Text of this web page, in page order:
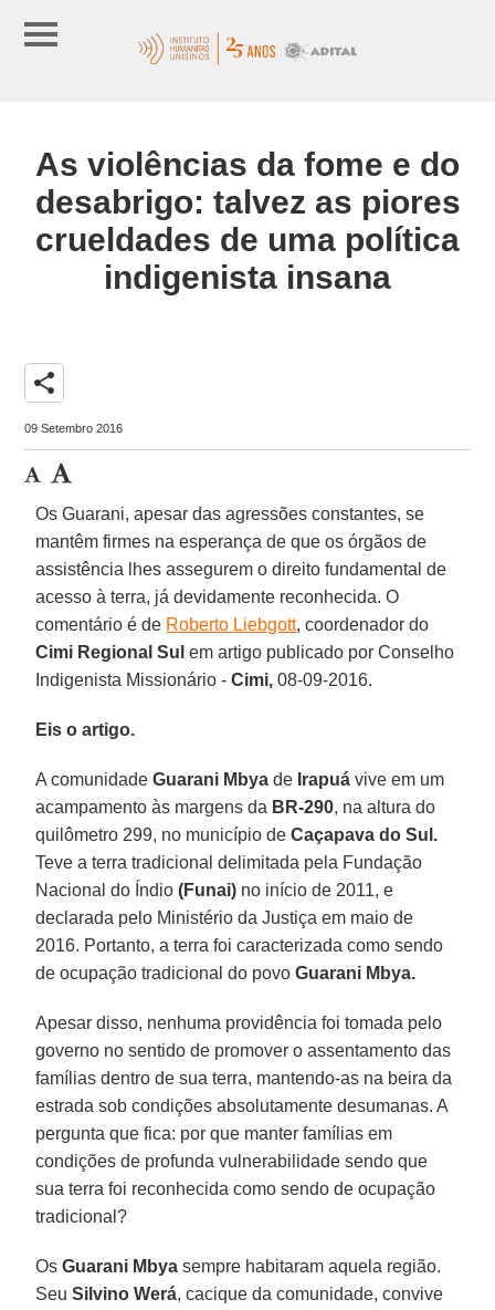
As violências da fome e do
desabrigo: talvez as piores
crueldades de uma política
indigenista insana
share
09 Setembro 2016
Os Guarani, apesar das agressões constantes, se
mantêm firmes na esperança de que os órgãos de
assistência lhes assegurem o direito fundamental de
acesso à terra, já devidamente reconhecida. O
comentário é de Roberto Liebgott, coordenador do
Cimi Regional Sul em artigo publicado por Conselho
Indigenista Missionário -Cimi, 08-09-2016.
Eis o artigo.
A comunidadeGuarani Mbya de Irapuá vive em um
acampamento às margens da BR-290, na altura do
quilômetro 299, no município deCaçapava do Sul.
Teve a terra tradicional delimitada pela Fundação
Nacional do Índio(Funai) no início de 2011, e
declarada pelo Ministério da Justiça em maio de
2016. Portanto, a terra foi caracterizada como sendo
de ocupação tradicional do povoGuarani Mbya.
Apesar disso, nenhuma providência foi tomada pelo
governo no sentido de promover o assentamento das
famílias dentro de sua terra, mantendo-as na beira da
estrada sob condições absolutamente desumanas. A
pergunta que fica: por que manter famílias em
condições de profunda vulnerabilidade sendo que
sua terra foi reconhecida como sendo de ocupação
tradicional?
OsGuarani Mbya sempre habitaram aquela região.
SeuSilvino Werá, cacique da comunidade, convive